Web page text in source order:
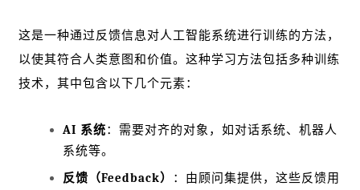
这是一种通过反馈信息对人工智能系统进行训练的方法，
以使其符合人类意图和价值。这种学习方法包括多种训练
技术，其中包含以下几个元素：
AI 系统：需要对齐的对象，如对话系统、机器人
系统等。
反馈（Feedback）
：由顾问集提供，这些反馈用